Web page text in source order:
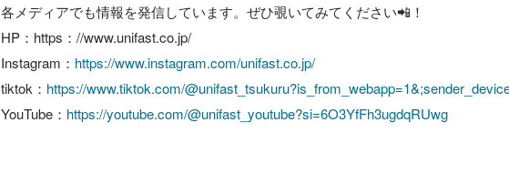
各メディアでも情報を発信しています。ぜひ覗いてみてください📲！
HP：https：//www.unifast.co.jp/
Instagram： https://www.instagram.com/unifast.co.jp/
tiktok： https://www.tiktok.com/
YouTube： https://youtube.com/@unifast_youtube?si=6O3YfFh3ugdqRUwg